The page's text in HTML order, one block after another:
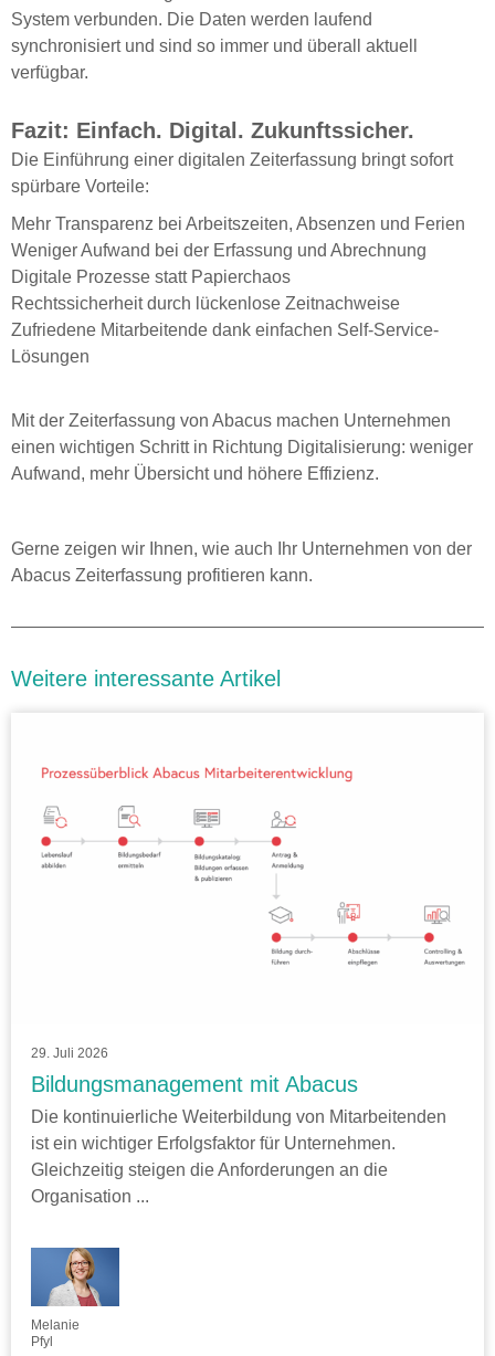
System verbunden. Die Daten werden laufend
synchronisiert und sind so immer und überall aktuell
verfügbar.
Fazit: Einfach. Digital. Zukunftssicher.
Die Einführung einer digitalen Zeiterfassung bringt sofort
spürbare Vorteile:
Mehr Transparenz bei Arbeitszeiten, Absenzen und Ferien
Weniger Aufwand bei der Erfassung und Abrechnung
Digitale Prozesse statt Papierchaos
Rechtssicherheit durch lückenlose Zeitnachweise
Zufriedene Mitarbeitende dank einfachen Self-Service-
Lösungen
Mit der Zeiterfassung von Abacus machen Unternehmen
einen wichtigen Schritt in Richtung Digitalisierung: weniger
Aufwand, mehr Übersicht und höhere Effizienz.
Gerne zeigen wir Ihnen, wie auch Ihr Unternehmen von der
Abacus Zeiterfassung profitieren kann.
Weitere interessante Artikel
29. Juli 2026
Bildungsmanagement mit Abacus
Die kontinuierliche Weiterbildung von Mitarbeitenden
ist ein wichtiger Erfolgsfaktor für Unternehmen.
Gleichzeitig steigen die Anforderungen an die
Organisation ...
Melanie
Pfyl